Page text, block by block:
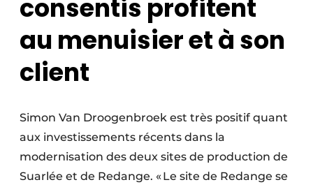
consentis profitent
au menuisier et à son
client
Simon Van Droogenbroek est très positif quant
aux investissements récents dans la
modernisation des deux sites de production de
Suarlée et de Redange. « Le site de Redange se